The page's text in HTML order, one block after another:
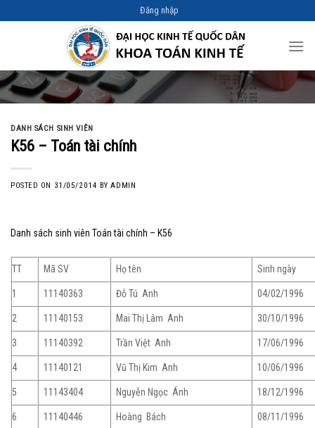
to
Đăng nhập
DANH SÁCH SINH VIÊN
K56 – Toán tài chính
POSTED ON 31/05/2014 BYADMIN
Danh sách sinh viên Toán tài chính – K56
TT Mã SV Họ tên Sinh ngày
1 11140363 Đỗ Tú Anh 04/02/1996
2 11140153 Mai Thị Lâm Anh 30/10/1996
3 11140392 Trần Việt Anh 17/06/1996
4 11140121 Vũ Thị Kim Anh 10/06/1996
5 11143404 Nguyễn Ngọc Ánh 18/12/1996
6 11140446 Hoàng Bách 08/11/1996